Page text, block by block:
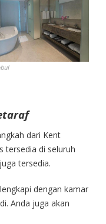
dari Kent
tersedia di seluruh
tersedia.
dengan kamar
Anda juga akan